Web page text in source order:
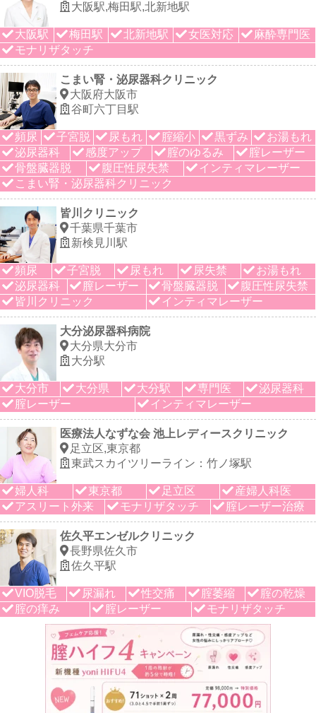
大阪駅,梅田駅,北新地駅
大阪駅 梅田駅 北新地駅 女医対応
麻酔専門医
モナリザタッチ
こまい腎・泌尿器科クリニック
大阪府大阪市
谷町六丁目駅
頻尿 子宮脱 尿もれ 腟縮小 黒ずみ
お湯もれ
泌尿器科
感度アップ 腟のゆるみ
腟レーザー
骨盤臓器脱
腹圧性尿失禁
インティマレーザー
こまい腎・泌尿器科クリニック
皆川クリニック
千葉県千葉市
新検見川駅
頻尿 子宮脱 尿もれ 尿失禁
お湯もれ
泌尿器科
膣レーザー 骨盤臓器脱
腹圧性尿失禁
皆川クリニック
インティマレーザー
大分泌尿器科病院
大分県大分市
大分駅
大分市 大分県 大分駅 専門医
泌尿器科
腟レーザー
インティマレーザー
医療法人なずな会 池上レディースクリニック
足立区,東京都
東武スカイツリーライン：竹ノ塚駅
婦人科 東京都 足立区
産婦人科医
アスリート外来
モナリザタッチ 腟レーザー治療
佐久平エンゼルクリニック
長野県佐久市
佐久平駅
VIO脱毛 尿漏れ 性交痛 腟萎縮
腟の乾燥
腟の痒み
腟レーザー モナリザタッチ